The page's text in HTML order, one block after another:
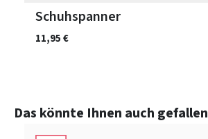
Schuhspanner
11,95 €
Produktgalerie überspringen
Das könnte Ihnen auch gefallen